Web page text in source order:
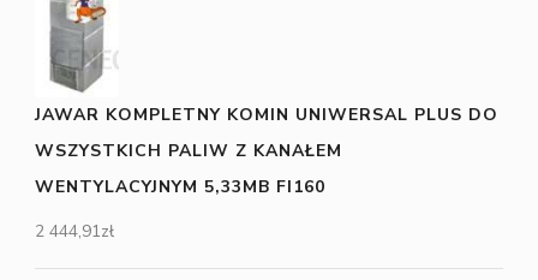
JAWAR KOMPLETNY KOMIN UNIWERSAL PLUS DO
WSZYSTKICH PALIW Z KANAŁEM
WENTYLACYJNYM 5,33MB FI160
2 444,91zł